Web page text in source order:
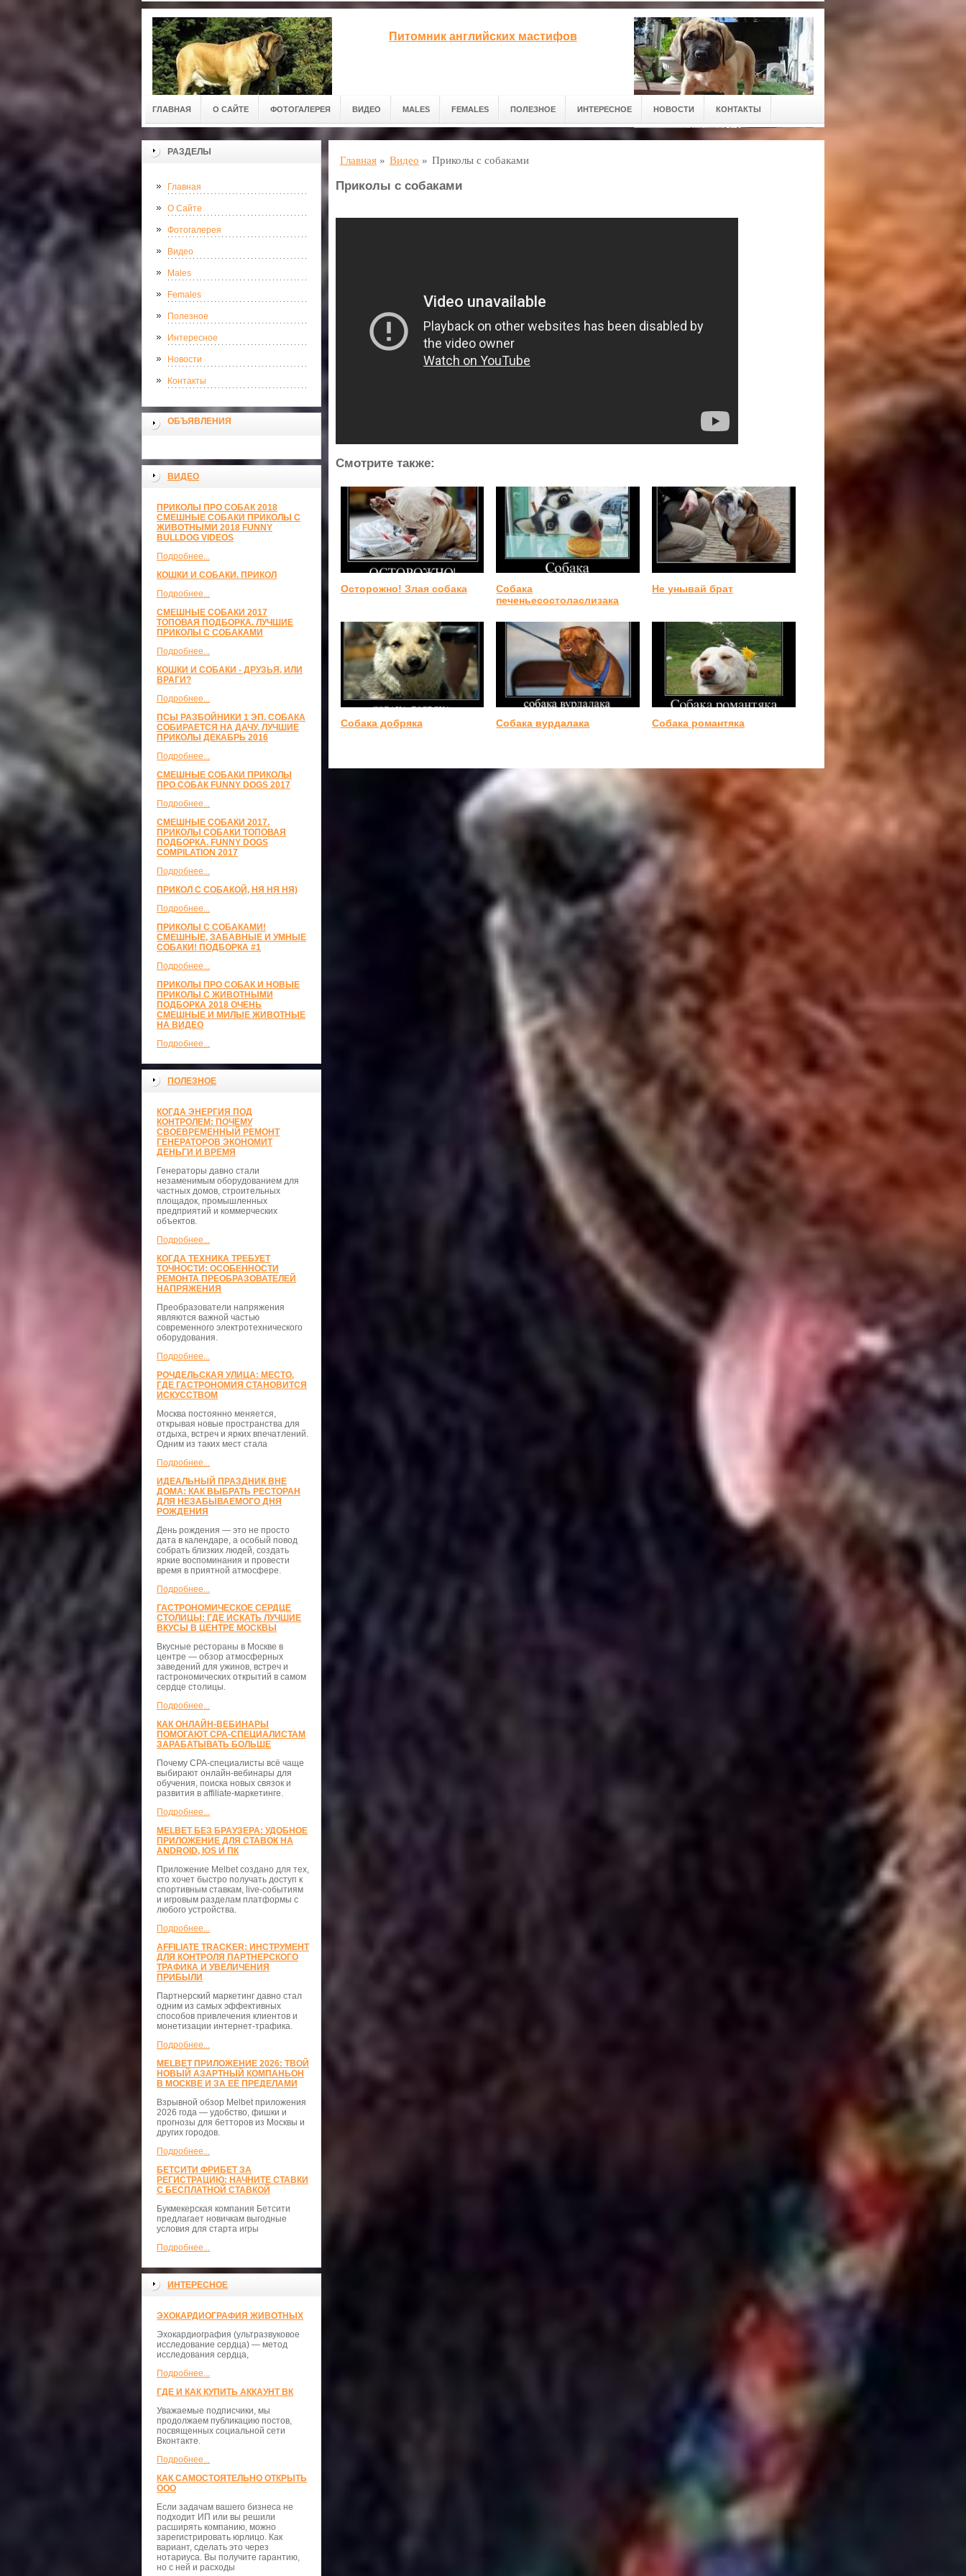
Питомник английских мастифов
ГЛАВНАЯ О САЙТЕ ФОТОГАЛЕРЕЯ ВИДЕО MALES FEMALES ПОЛЕЗНОЕ ИНТЕРЕСНОЕ НОВОСТИ КОНТАКТЫ
РАЗДЕЛЫ
Главная
О Сайте
Фотогалерея
Видео
Males
Females
Полезное
Интересное
Новости
Контакты
ОБЪЯВЛЕНИЯ
ВИДЕО
ПРИКОЛЫ ПРО СОБАК 2018
СМЕШНЫЕ СОБАКИ ПРИКОЛЫ С
ЖИВОТНЫМИ 2018 FUNNY
BULLDOG VIDEOS
Подробнее...
КОШКИ И СОБАКИ. ПРИКОЛ
Подробнее...
СМЕШНЫЕ СОБАКИ 2017
ТОПОВАЯ ПОДБОРКА. ЛУЧШИЕ
ПРИКОЛЫ С СОБАКАМИ
Подробнее...
КОШКИ И СОБАКИ - ДРУЗЬЯ, ИЛИ
ВРАГИ?
Подробнее...
ПСЫ РАЗБОЙНИКИ 1 ЭП. СОБАКА
СОБИРАЕТСЯ НА ДАЧУ. ЛУЧШИЕ
ПРИКОЛЫ ДЕКАБРЬ 2016
Подробнее...
СМЕШНЫЕ СОБАКИ ПРИКОЛЫ
ПРО СОБАК FUNNY DOGS 2017
Подробнее...
СМЕШНЫЕ СОБАКИ 2017.
ПРИКОЛЫ СОБАКИ ТОПОВАЯ
ПОДБОРКА. FUNNY DOGS
COMPILATION 2017
Подробнее...
ПРИКОЛ С СОБАКОЙ, НЯ НЯ НЯ)
Подробнее...
ПРИКОЛЫ С СОБАКАМИ!
СМЕШНЫЕ, ЗАБАВНЫЕ И УМНЫЕ
СОБАКИ! ПОДБОРКА #1
Подробнее...
ПРИКОЛЫ ПРО СОБАК И НОВЫЕ
ПРИКОЛЫ С ЖИВОТНЫМИ
ПОДБОРКА 2018 ОЧЕНЬ
СМЕШНЫЕ И МИЛЫЕ ЖИВОТНЫЕ
НА ВИДЕО
Подробнее...
ПОЛЕЗНОЕ
КОГДА ЭНЕРГИЯ ПОД
КОНТРОЛЕМ: ПОЧЕМУ
СВОЕВРЕМЕННЫЙ РЕМОНТ
ГЕНЕРАТОРОВ ЭКОНОМИТ
ДЕНЬГИ И ВРЕМЯ
Генераторы давно стали
незаменимым оборудованием для
частных домов, строительных
площадок, промышленных
предприятий и коммерческих
объектов.
Подробнее...
КОГДА ТЕХНИКА ТРЕБУЕТ
ТОЧНОСТИ: ОСОБЕННОСТИ
РЕМОНТА ПРЕОБРАЗОВАТЕЛЕЙ
НАПРЯЖЕНИЯ
Преобразователи напряжения
являются важной частью
современного электротехнического
оборудования.
Подробнее...
РОЧДЕЛЬСКАЯ УЛИЦА: МЕСТО,
ГДЕ ГАСТРОНОМИЯ СТАНОВИТСЯ
ИСКУССТВОМ
Москва постоянно меняется,
открывая новые пространства для
отдыха, встреч и ярких впечатлений.
Одним из таких мест стала
Подробнее...
ИДЕАЛЬНЫЙ ПРАЗДНИК ВНЕ
ДОМА: КАК ВЫБРАТЬ РЕСТОРАН
ДЛЯ НЕЗАБЫВАЕМОГО ДНЯ
РОЖДЕНИЯ
День рождения — это не просто
дата в календаре, а особый повод
собрать близких людей, создать
яркие воспоминания и провести
время в приятной атмосфере.
Подробнее...
ГАСТРОНОМИЧЕСКОЕ СЕРДЦЕ
СТОЛИЦЫ: ГДЕ ИСКАТЬ ЛУЧШИЕ
ВКУСЫ В ЦЕНТРЕ МОСКВЫ
Вкусные рестораны в Москве в
центре — обзор атмосферных
заведений для ужинов, встреч и
гастрономических открытий в самом
сердце столицы.
Подробнее...
КАК ОНЛАЙН-ВЕБИНАРЫ
ПОМОГАЮТ CPA-СПЕЦИАЛИСТАМ
ЗАРАБАТЫВАТЬ БОЛЬШЕ
Почему CPA-специалисты всё чаще
выбирают онлайн-вебинары для
обучения, поиска новых связок и
развития в affiliate-маркетинге.
Подробнее...
MELBET БЕЗ БРАУЗЕРА: УДОБНОЕ
ПРИЛОЖЕНИЕ ДЛЯ СТАВОК НА
ANDROID, IOS И ПК
Приложение Melbet создано для тех,
кто хочет быстро получать доступ к
спортивным ставкам, live-событиям
и игровым разделам платформы с
любого устройства.
Подробнее...
AFFILIATE TRACKER: ИНСТРУМЕНТ
ДЛЯ КОНТРОЛЯ ПАРТНЕРСКОГО
ТРАФИКА И УВЕЛИЧЕНИЯ
ПРИБЫЛИ
Партнерский маркетинг давно стал
одним из самых эффективных
способов привлечения клиентов и
монетизации интернет-трафика.
Подробнее...
MELBET ПРИЛОЖЕНИЕ 2026: ТВОЙ
НОВЫЙ АЗАРТНЫЙ КОМПАНЬОН
В МОСКВЕ И ЗА ЕЁ ПРЕДЕЛАМИ
Взрывной обзор Melbet приложения
2026 года — удобство, фишки и
прогнозы для бетторов из Москвы и
других городов.
Подробнее...
БЕТСИТИ ФРИБЕТ ЗА
РЕГИСТРАЦИЮ: НАЧНИТЕ СТАВКИ
С БЕСПЛАТНОЙ СТАВКОЙ
Букмекерская компания Бетсити
предлагает новичкам выгодные
условия для старта игры
Подробнее...
ИНТЕРЕСНОЕ
ЭХОКАРДИОГРАФИЯ ЖИВОТНЫХ
Эхокардиография (ультразвуковое
исследование сердца) — метод
исследования сердца,
Подробнее...
ГДЕ И КАК КУПИТЬ АККАУНТ ВК
Уважаемые подписчики, мы
продолжаем публикацию постов,
посвященных социальной сети
Вконтакте.
Подробнее...
КАК САМОСТОЯТЕЛЬНО ОТКРЫТЬ
ООО
Если задачам вашего бизнеса не
подходит ИП или вы решили
расширять компанию, можно
зарегистрировать юрлицо. Как
вариант, сделать это через
нотариуса. Вы получите гарантию,
но с ней и расходы
Главная » Видео » Приколы с собаками
Приколы с собаками
Смотрите также:
Осторожно! Злая собака
Собака
печеньесостоласлизака
Не унывай брат
Собака добряка Собака вурдалака Собака романтяка